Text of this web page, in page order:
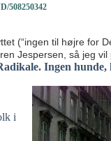
508250342
(“ingen til højre for
Jespersen, så jeg vil
Ingen
i